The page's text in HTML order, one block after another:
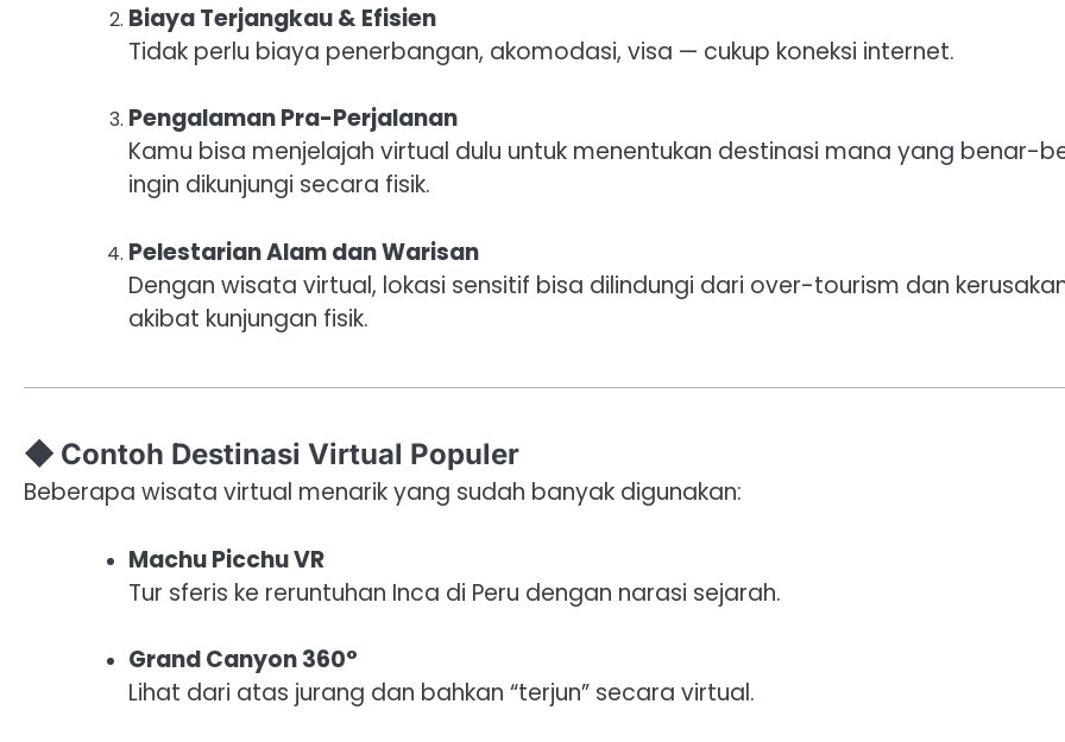
Biaya Terjangkau & Efisien
Tidak perlu biaya penerbangan, akomodasi, visa — cukup koneksi internet.
Pengalaman Pra-Perjalanan
Kamu bisa menjelajah virtual dulu untuk menentukan destinasi mana yang benar-
ingin dikunjungi secara fisik.
Pelestarian Alam dan Warisan
Dengan wisata virtual, lokasi sensitif bisa dilindungi dari over-tourism dan
akibat kunjungan fisik.
◆ Contoh Destinasi Virtual Populer
Beberapa wisata virtual menarik yang sudah banyak digunakan:
Machu Picchu VR
Tur sferis ke reruntuhan Inca di Peru dengan narasi sejarah.
Grand Canyon 360°
Lihat dari atas jurang dan bahkan “terjun” secara virtual.